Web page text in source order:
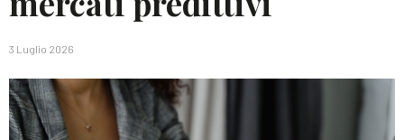
3 Luglio 2026